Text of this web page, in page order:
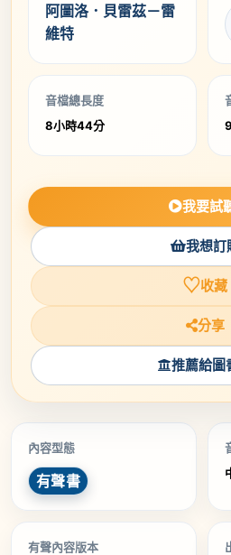
阿圖洛．貝雷茲－雷
維特
音檔總長度
8小時44分
我要試
我想訂
♡收藏
分享
推薦給圖
內容型態
有聲書
有聲內容版本